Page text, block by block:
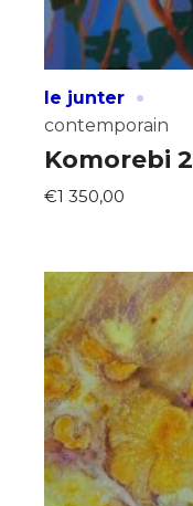
le junter ·
contemporain
Komorebi 2
€1 350,00